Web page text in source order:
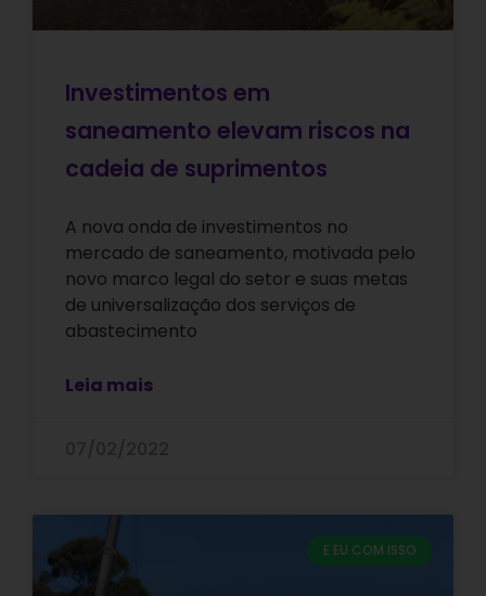
Investimentos em
saneamento elevam riscos na
cadeia de suprimentos
A nova onda de investimentos no
mercado de saneamento, motivada pelo
novo marco legal do setor e suas metas
de universalização dos serviços de
abastecimento
Leia mais
E EU COM ISSO